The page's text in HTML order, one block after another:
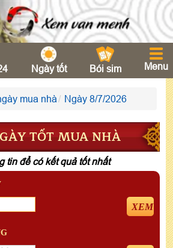
Ngày tốt Bói sim Menu
mua nhà Ngày 8/7/2026
TỐT MUA NHÀ
tin để có kết quả tốt nhất
XEM